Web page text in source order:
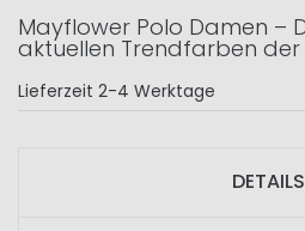
Mayflower Polo Damen –
aktuellen Trendfarben der
Lieferzeit 2-4 Werktage
DETAILS